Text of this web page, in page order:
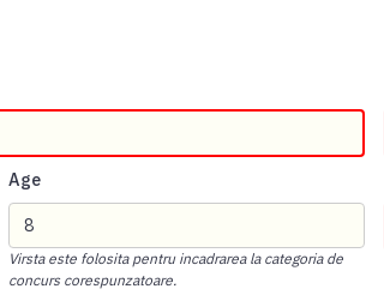
Age
Virsta este folosita pentru incadrarea la categoria de
concurs corespunzatoare.